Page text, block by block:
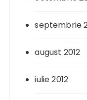
septembrie
august 2012
iulie 2012